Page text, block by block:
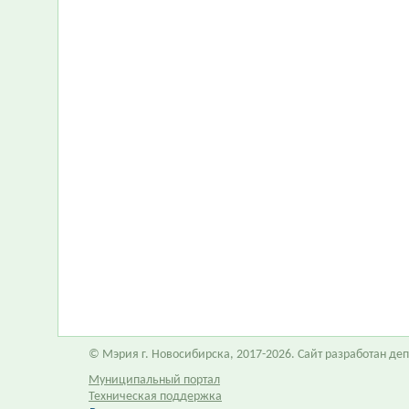
© Мэрия г. Новосибирска, 2017-2026. Сайт разработан
Муниципальный портал
Техническая поддержка